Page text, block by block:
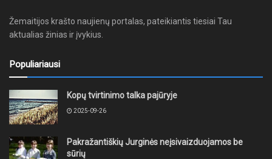
Žemaitijos krašto naujienų portalas, pateikiantis tiesiai Tau
aktualias žinias ir įvykius.
Populiariausi
Kopų tvirtinimo talka pajūryje
2025-09-26
Pakražantiškių Jurginės neįsivaizduojamos be
sūrių